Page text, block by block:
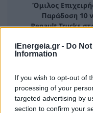
iEnergeia.gr - Do
Information
If you wish to opt-out of
processing of your
targeted advertising by
section to confirm your
Όμιλος
Παράδοση 10
Renault Trucks